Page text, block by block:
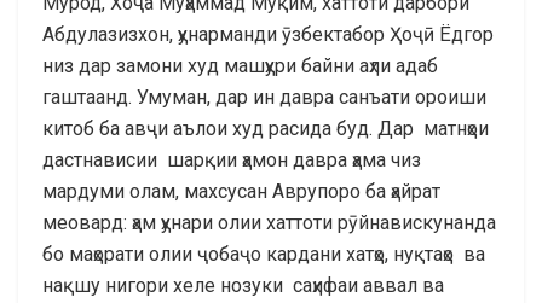
Абдулазизхон, ҳунарманди ӯзбектабор Ҳоҷӣ Ёдгор
низ дар замони худ машҳури байни аҳли адаб
гаштаанд. Умуман, дар ин давра санъати ороиши
китоб ба авҷи аълои худ расида буд. Дар матнҳои
дастнависии шарқии ҳамон давра ҳама чиз
мардуми олам, махсусан Аврупоро ба ҳайрат
меовард: ҳам ҳунари олии хаттоти рӯйнавискунанда
бо маҳорати олии ҷобаҷо кардани хатҳо, нуқтаҳо ва
нақшу нигори хеле нозуки саҳифаи аввал ва